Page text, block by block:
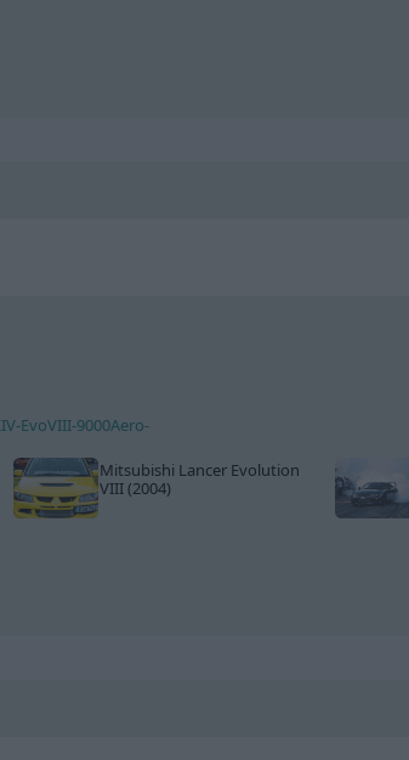
EvoVIII-9000Aero-
Mitsubishi Lancer Evolution
VIII (2004)